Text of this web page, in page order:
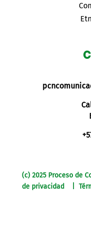
(c) 2025 Proceso de
de privacidad |